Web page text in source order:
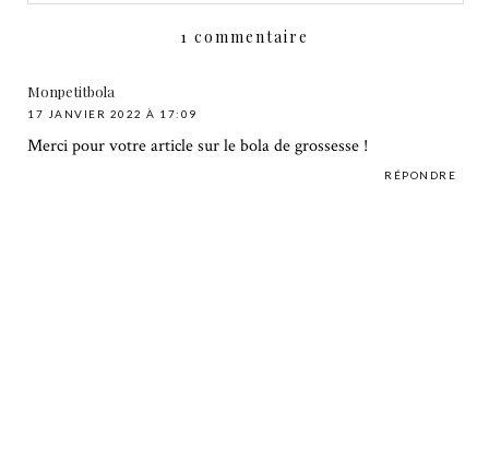
1 commentaire
Monpetitbola
17 JANVIER 2022 À 17:09
Merci pour votre article sur le bola de grossesse !
RÉPONDRE